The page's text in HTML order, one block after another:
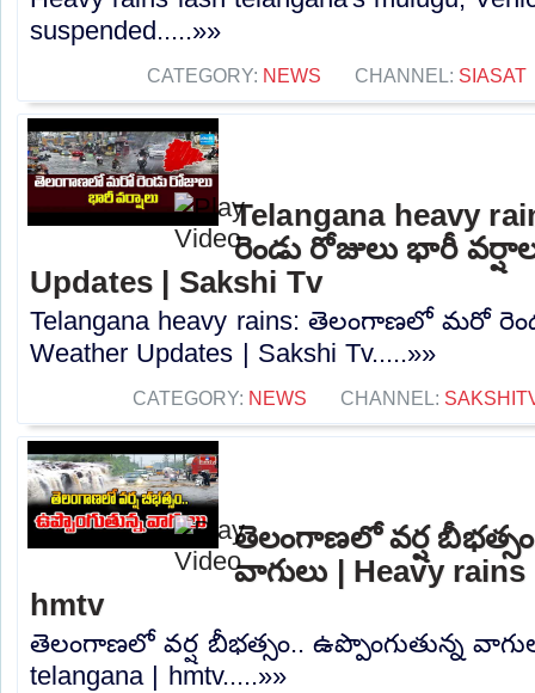
suspended.....»»
CATEGORY: NEWS CHANNEL: SIASAT
Telangana heavy
రెండు రోజులు భారీ
Updates | Sakshi Tv
Telangana heavy rains: తెలంగాణలో మరో
Weather Updates | Sakshi Tv.....»»
CATEGORY: NEWS CHANNEL:
తెలంగాణలో వర్ష
వాగులు | Heavy
hmtv
తెలంగాణలో వర్ష బీభత్సం.. ఉప్పొంగుతున్న
telangana | hmtv.....»»